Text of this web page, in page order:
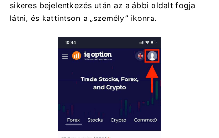
sikeres bejelentkezés után az alábbi oldalt fogja
látni, és kattintson a „személy” ikonra.